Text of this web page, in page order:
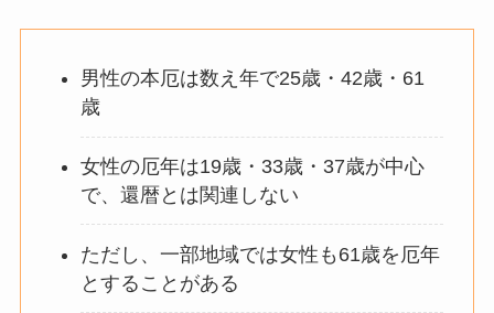
男性の本厄は数え年で25歳・42歳・61
歳
女性の厄年は19歳・33歳・37歳が中心
で、還暦とは関連しない
ただし、一部地域では女性も61歳を厄年
とすることがある